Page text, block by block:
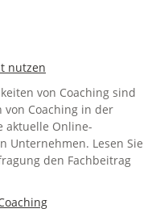
nutzen
von Coaching sind
Coaching in der
aktuelle Online-
Unternehmen. Lesen Sie
den Fachbeitrag